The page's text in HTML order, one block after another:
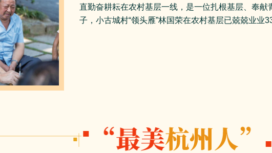
直勤奋耕耘在农村基层一线，是一位扎根基层、奉献
子，小古城村“领头雁”林国荣在农村基层已兢兢业业